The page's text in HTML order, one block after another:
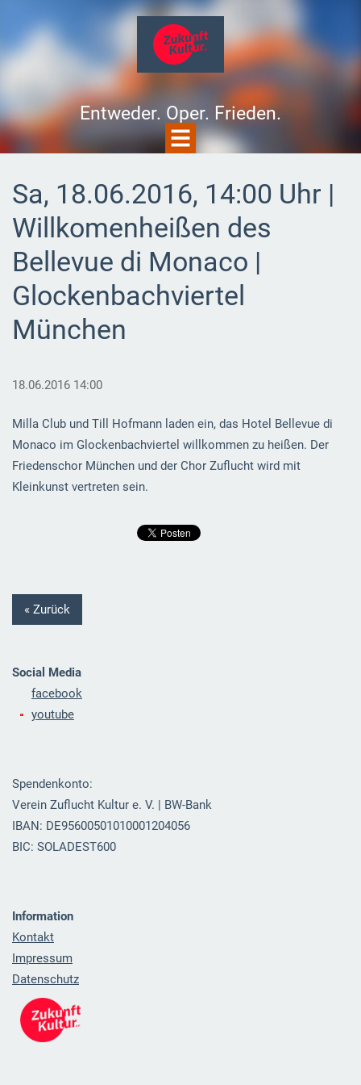
Entweder. Oper. Frieden.
Sa, 18.06.2016, 14:00 Uhr |
Willkomenheißen des
Bellevue di Monaco |
Glockenbachviertel
München
18.06.2016 14:00
Milla Club und Till Hofmann laden ein, das Hotel Bellevue di
Monaco im Glockenbachviertel willkommen zu heißen. Der
Friedenschor München und der Chor Zuflucht wird mit
Kleinkunst vertreten sein.
« Zurück
Social Media
facebook
youtube
Spendenkonto:
Verein Zuflucht Kultur e. V. | BW-Bank
IBAN: DE95600501010001204056
BIC: SOLADEST600
Information
Kontakt
Impressum
Datenschutz